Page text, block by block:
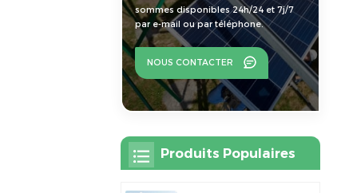
sommes disponibles 24h/24 et 7j/7
par e-mail ou par téléphone.
NOUS CONTACTER
Produits Populaires